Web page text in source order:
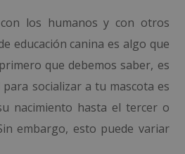
los humanos y con otros
educación canina es algo que
que debemos saber, es
socializar a tu mascota es
nacimiento hasta el tercer o
embargo, esto puede variar